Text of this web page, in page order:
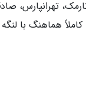
تهرانپارس،
هماهنگ با